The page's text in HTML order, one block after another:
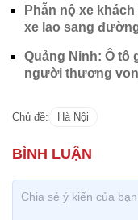
Phẫn nộ xe
xe lao sang
Quảng Ninh: Ô tô
người thương
Chủ đề: Hà Nội